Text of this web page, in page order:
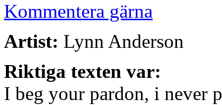
Kommentera gärna
Artist: Lynn Anderson
Riktiga texten var:
I beg your pardon, i never